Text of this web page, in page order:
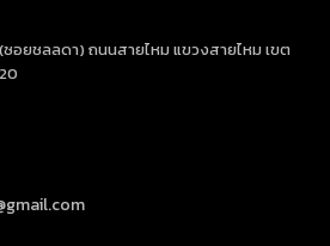
อยชลลดา) ถนนสายไหม แขวงสายไหม เขต